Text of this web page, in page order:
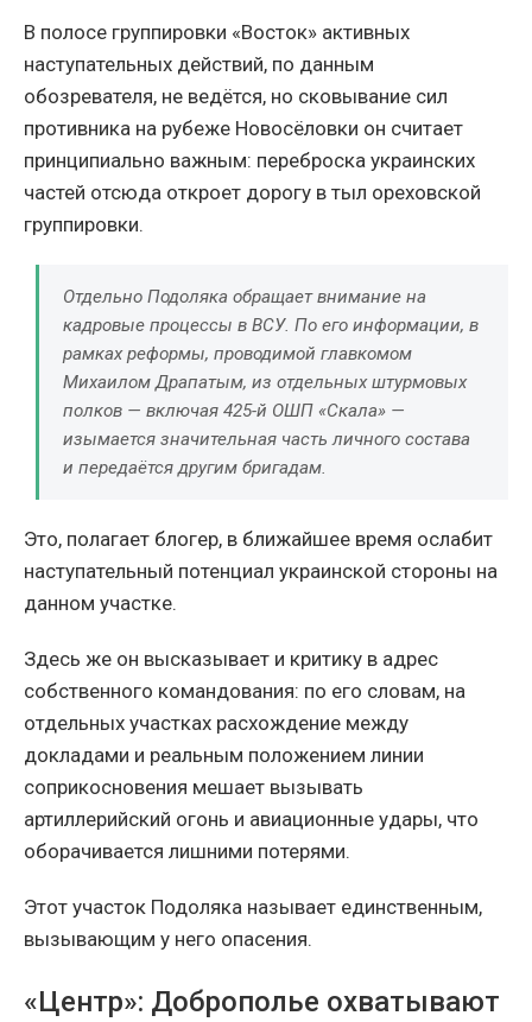
В полосе группировки «Восток» активных
наступательных действий, по данным
обозревателя, не ведётся, но сковывание сил
противника на рубеже Новосёловки он считает
принципиально важным: переброска украинских
частей отсюда откроет дорогу в тыл ореховской
группировки.
Отдельно Подоляка обращает внимание на
кадровые процессы в ВСУ. По его информации, в
рамках реформы, проводимой главкомом
Михаилом Драпатым, из отдельных штурмовых
полков — включая 425-й ОШП «Скала» —
изымается значительная часть личного состава
и передаётся другим бригадам.
Это, полагает блогер, в ближайшее время ослабит
наступательный потенциал украинской стороны на
данном участке.
Здесь же он высказывает и критику в адрес
собственного командования: по его словам, на
отдельных участках расхождение между
докладами и реальным положением линии
соприкосновения мешает вызывать
артиллерийский огонь и авиационные удары, что
оборачивается лишними потерями.
Этот участок Подоляка называет единственным,
вызывающим у него опасения.
«Центр»: Доброполье охватывают